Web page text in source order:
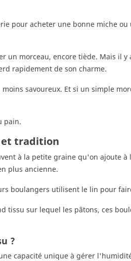
de
du monde du lin, mais
relève...
pour acheter une bonne miche
un morceau, encore tiède. Mais il
rapidement de son charme.
savoureux. Et si un simple
pain.
et tradition
à la petite graine qu'on ajoute
plus ancienne.
boulangers utilisent le lin pour
tissu sur lequel les pâtons, ces
?
capacité unique à gérer